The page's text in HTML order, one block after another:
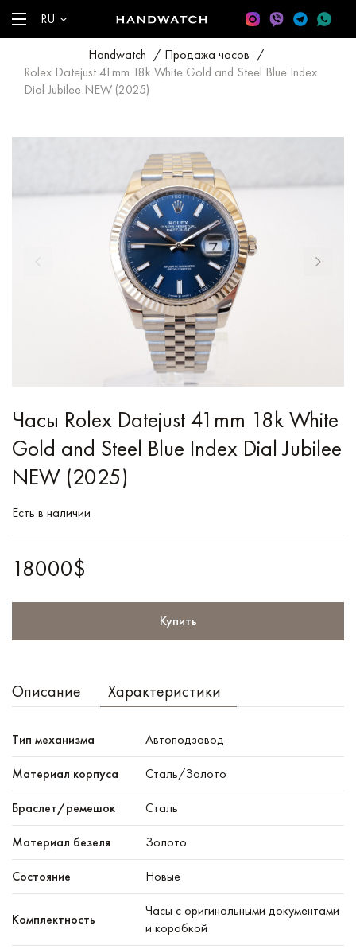
RU
Handwatch / Продажа часов /
Rolex Datejust 41mm 18k White Gold and Steel Blue Index
Dial Jubilee NEW (2025)
Часы Rolex Datejust 41mm 18k White
Gold and Steel Blue Index Dial Jubilee
NEW (2025)
Есть в наличии
18000$
Купить
Описание Характеристики
Тип механизма Автоподзавод
Материал корпуса Сталь/Золото
Браслет/ремешок Сталь
Материал безеля Золото
Состояние Новые
Комплектность
Часы с оригинальными документами
и коробкой